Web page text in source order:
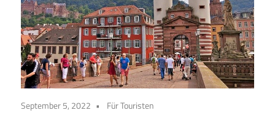
September 5, 2022 Für Touristen